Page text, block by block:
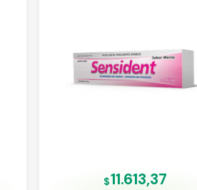
$11.613,37